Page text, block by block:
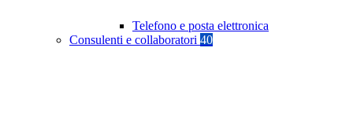
Telefono e posta elettronica
Consulenti e collaboratori 40